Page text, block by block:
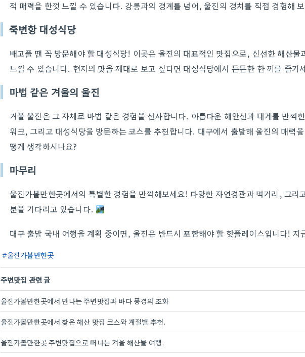
적 매력을 한껏 느낄 수 있습니다. 강릉과의 경계를 넘어, 울진의 경치를 직접 경험해
죽변항 대성식당
배고플 땐 꼭 방문해야 할 대성식당! 이곳은 울진의 대표적인 맛집으로, 신선한 해산물
느낄 수 있습니다. 현지의 맛을 제대로 보고 싶다면 대성식당에서 든든한 한 끼를 즐기
마법 같은 겨울의 울진
겨울 울진은 그 자체로 마법 같은 경험을 선사합니다. 아름다운 해안선과 대게를 만끽
워크, 그리고 대성식당을 방문하는 코스를 추천합니다. 대구에서 출발해 울진의 매력
떻게 생각하시나요?
마무리
울진가볼만한곳에서의 특별한 경험을 만끽해보세요! 다양한 자연경관과 먹거리, 그리
분을 기다리고 있습니다.
대구 출발 국내 여행을 계획 중이면, 울진은 반드시 포함해야 할 핫플레이스입니다! 지
울진가볼만한곳
주변맛집 관련 글
울진가볼만한곳에서 만나는 주변맛집과 바다 풍경의 조화
울진가볼만한곳에서 찾은 해산 맛집 코스와 계절별 추천.
울진가볼만한곳 주변맛집으로 떠나는 겨울 해산물 여행.